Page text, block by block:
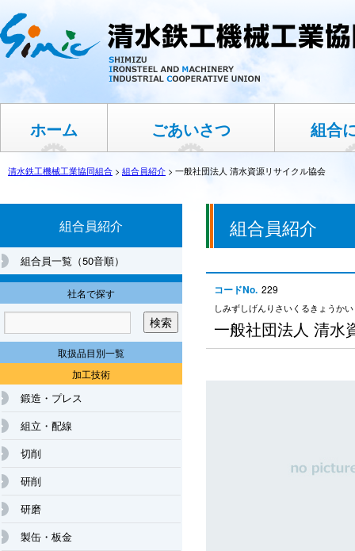
ホーム ごあいさつ 組合
清水鉄工機械工業協同組合 > 組合員紹介 > 一般社団法人 清水資源リサイクル協会
組合員紹介
コードNo. 229
しみずしげんりさいくるきょうかい
一般社団法人 清水
組合員紹介
組合員一覧（50音順）
社名で探す
取扱品目別一覧
加工技術
鍛造・プレス
組立・配線
切削
研削
研磨
製缶・板金